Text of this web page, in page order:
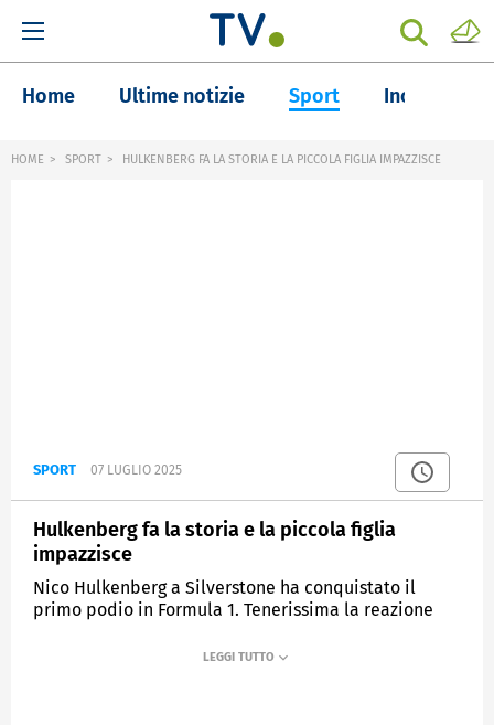
Home Ultime notizie Sport Inchieste
HOME SPORT HULKENBERG FA LA STORIA E LA PICCOLA FIGLIA IMPAZZISCE
SPORT 07 LUGLIO 2025
Hulkenberg fa la storia e la piccola figlia
impazzisce
Nico Hulkenberg a Silverstone ha conquistato il
primo podio in Formula 1. Tenerissima la reazione